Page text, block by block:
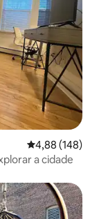
4,88 de uma
4,88 (148)
a cidade